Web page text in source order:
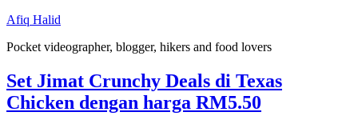
Afiq Halid
Pocket videographer, blogger, hikers and food lovers
Set Jimat Crunchy Deals di Texas
Chicken dengan harga RM5.50